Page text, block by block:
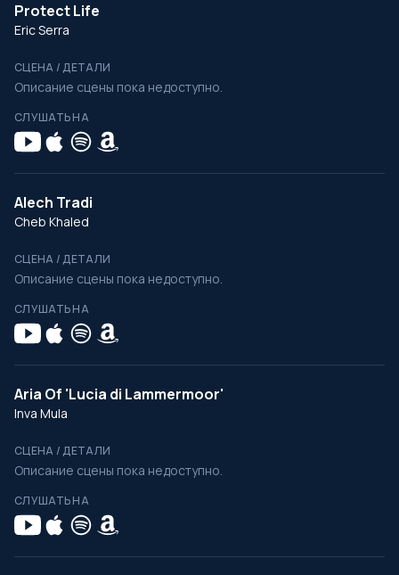
Protect Life
Eric Serra
СЦЕНА / ДЕТАЛИ
Описание сцены пока недоступно.
СЛУШАТЬ НА
Alech Tradi
Cheb Khaled
СЦЕНА / ДЕТАЛИ
Описание сцены пока недоступно.
СЛУШАТЬ НА
Aria Of 'Lucia di Lammermoor'
Inva Mula
СЦЕНА / ДЕТАЛИ
Описание сцены пока недоступно.
СЛУШАТЬ НА